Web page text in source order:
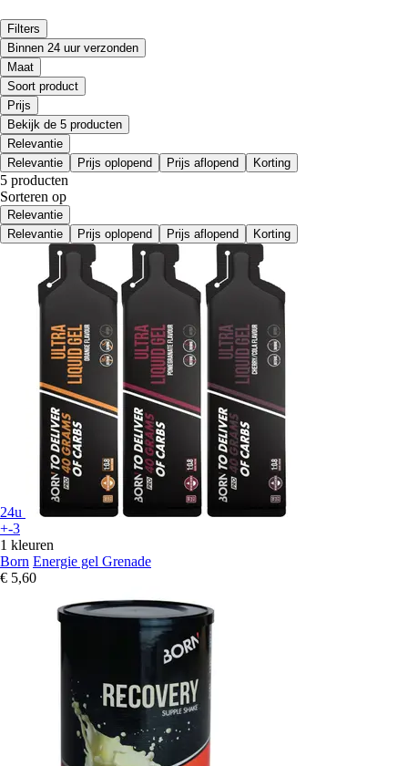
Filters
Binnen 24 uur verzonden
Maat
Soort product
Prijs
Bekijk de 5 producten
Relevantie
Relevantie
Prijs oplopend Prijs aflopend Korting
5 producten
Sorteren op
Relevantie
Relevantie
Prijs oplopend Prijs aflopend Korting
24u
+-3
1 kleuren
Born Energie gel Grenade
€ 5,60